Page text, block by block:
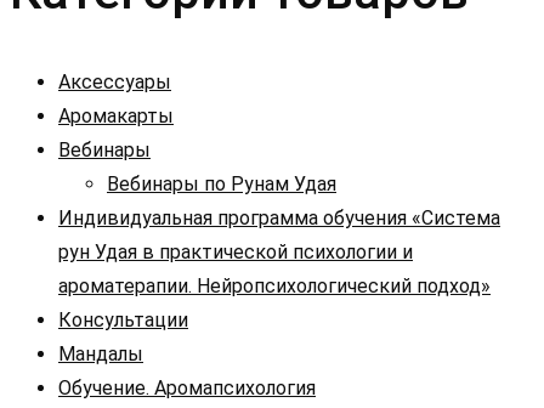
Аксессуары
Аромакарты
Вебинары
Вебинары по Рунам Удая
Индивидуальная программа обучения «Система
рун Удая в практической психологии и
ароматерапии. Нейропсихологический подход»
Консультации
Мандалы
Обучение. Аромапсихология